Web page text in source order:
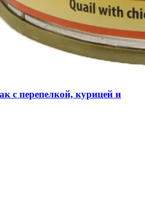
с перепелкой, курицей и